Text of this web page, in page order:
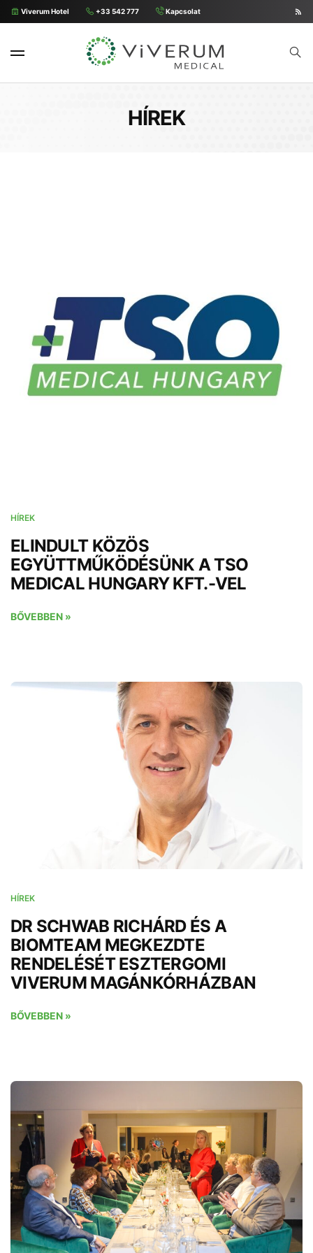
Viverum Hotel +33 542 777 Kapcsolat
HÍREK
HÍREK
ELINDULT KÖZÖS
EGYÜTTMŰKÖDÉSÜNK A TSO
MEDICAL HUNGARY KFT.-VEL
BŐVEBBEN »
HÍREK
DR SCHWAB RICHÁRD ÉS A
BIOMTEAM MEGKEZDTE
RENDELÉSÉT ESZTERGOMI
VIVERUM MAGÁNKÓRHÁZBAN
BŐVEBBEN »